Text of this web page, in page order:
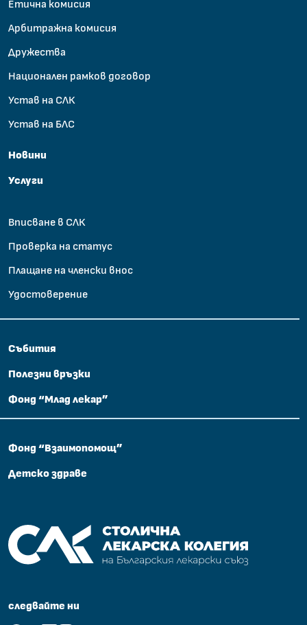
Етична комисия
Арбитражна комисия
Дружества
Национален рамков договор
Устав на СЛК
Устав на БЛС
Новини
Услуги
Вписване в СЛК
Проверка на статус
Плащане на членски внос
Удостоверение
Събития
Полезни връзки
Фонд “Млад лекар”
Фонд “Взаимопомощ”
Детско здраве
Столична лекарска колегия на Български лекарски съюз
следвайте ни